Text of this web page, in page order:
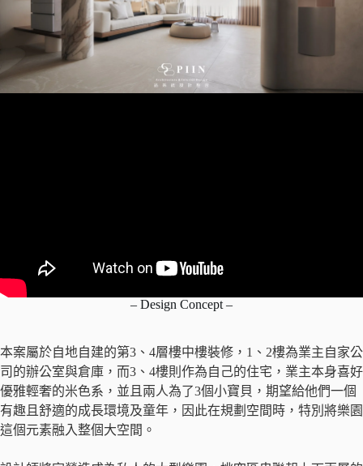
– Design Concept –
本案屬於自地自建的第3、4層樓中樓裝修，1、2樓為業主自家公
司的辦公室與倉庫，而3、4樓則作為自己的住宅，業主本身喜好
優雅輕奢的米色系，並且兩人為了3個小寶貝，期望給他們一個
有趣且舒適的成長環境及童年，因此在規劃空間時，特別將樂園
這個元素融入整個大空間。